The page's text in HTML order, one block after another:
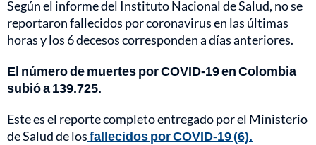
Según el informe del Instituto Nacional de Salud, no se
reportaron fallecidos por coronavirus en las últimas
horas y los 6 decesos corresponden a días anteriores.
El número de muertes por COVID-19 en Colombia
subió a 139.725.
Este es el reporte completo entregado por el Ministerio
de Salud de losfallecidos por COVID-19 (6).